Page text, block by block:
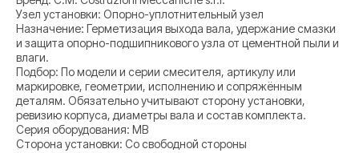
Узел установки: Опорно-уплотнительный узел
Назначение: Герметизация выхода вала, удержание смазки
и защита опорно-подшипникового узла от цементной пыли и
влаги.
Подбор: По модели и серии смесителя, артикулу или
маркировке, геометрии, исполнению и сопряжённым
деталям. Обязательно учитывают сторону установки,
ревизию корпуса, диаметры вала и состав комплекта.
Серия оборудования: MB
Сторона установки: Со свободной стороны